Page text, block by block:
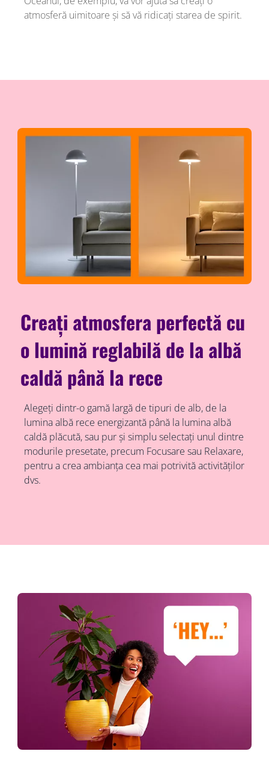
atmosferă uimitoare și să vă ridicați starea de spirit.
Creați atmosfera perfectă cu
o lumină reglabilă de la albă
caldă până la rece
Alegeți dintr-o gamă largă de tipuri de alb, de la
lumina albă rece energizantă până la lumina albă
caldă plăcută, sau pur și simplu selectați unul dintre
modurile presetate, precum Focusare sau Relaxare,
pentru a crea ambianța cea mai potrivită activităților
dvs.